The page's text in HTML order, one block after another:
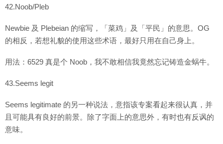
42.Noob/Pleb
Newbie 及 Plebeian 的缩写，「菜鸡」及「平民」的意思。OG
的相反，若想礼貌的使用这些术语，最好只用在自己身上。
用法：6529 真是个 Noob，我不敢相信我竟然忘记铸造金蜗牛。
43.Seems legit
Seems legitimate 的另一种说法，意指该专案看起来很认真，并
且可能具有良好的前景。除了字面上的意思外，有时也有反讽的
意味。